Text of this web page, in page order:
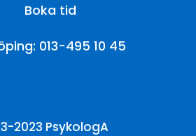
Boka tid
013-495 10 45
2023 PsykologA